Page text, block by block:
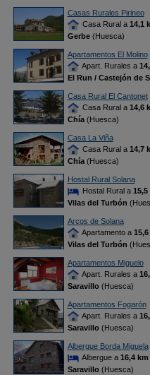
Casas Rurales Pirineo
Casa Rural a 14,1
Gerbe(Huesca)
Apartamentos El Molino
Apart. Rurales a
El Run / Castejón de
Casa Rural El Cantonet
Casa Rural a 14,6
Chía(Huesca)
Casa La Viña
Casa Rural a 14,7
Chía(Huesca)
Hostal Rural Solana
Hostal Rural a 15,5
Vilas del Turbón
Arcos de Solana
Apartamento a
Vilas del Turbón
Apartamentos Miguelo
Apart. Rurales a
Saravillo(Huesca)
Apartamentos Fogarón
Apart. Rurales a
Saravillo(Huesca)
Albergue Borda Miguela
Albergue a 16,4 km
Saravillo(Huesca)